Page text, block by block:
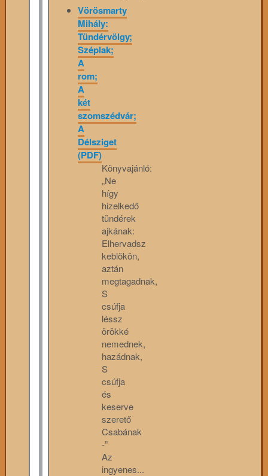
Vörösmarty
Mihály:
Tündérvölgy;
Széplak;
A
rom;
A
két
szomszédvár;
A
Délsziget
(PDF)
Könyvajánló:
„Ne
hígy
hizelkedő
tündérek
ajkának:
Elhervadsz
keblökön,
aztán
megtagadnak,
S
csúfja
léssz
örökké
nemednek,
hazádnak,
S
csúfja
és
keserve
szerető
Csabának
-”
Az
ingyenes...